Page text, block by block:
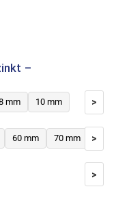
–
mm 10 mm >
60 mm 70 mm 80
>
>